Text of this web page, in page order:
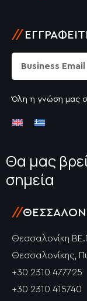
//
Όλη η γνώση μας
Θα μας
σημεία
//
Θεσσαλονίκη
Θεσσαλονίκης,
+30 2310 477725
+30 2310 415740